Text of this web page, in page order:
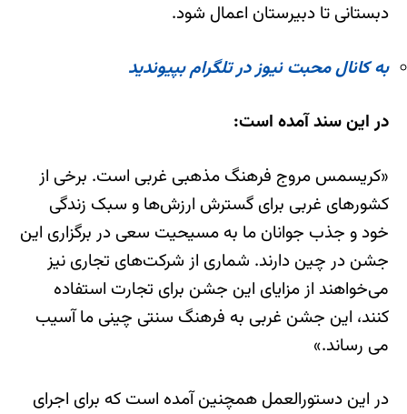
دبستانی تا دبیرستان اعمال شود.
به کانال محبت نیوز در تلگرام بپیوندید
در این سند آمده است:
«کریسمس مروج فرهنگ مذهبی غربی است. برخی از
کشورهای غربی برای گسترش ارزش‌ها و سبک زندگی
خود و جذب جوانان ما به مسیحیت سعی در برگزاری این
جشن در چین دارند. شماری از شرکت‌های تجاری نیز
می‌خواهند از مزایای این جشن برای تجارت استفاده
کنند، این جشن غربی به فرهنگ سنتی چینی ما آسیب
می رساند.»
در این دستورالعمل همچنین آمده است که برای اجرای